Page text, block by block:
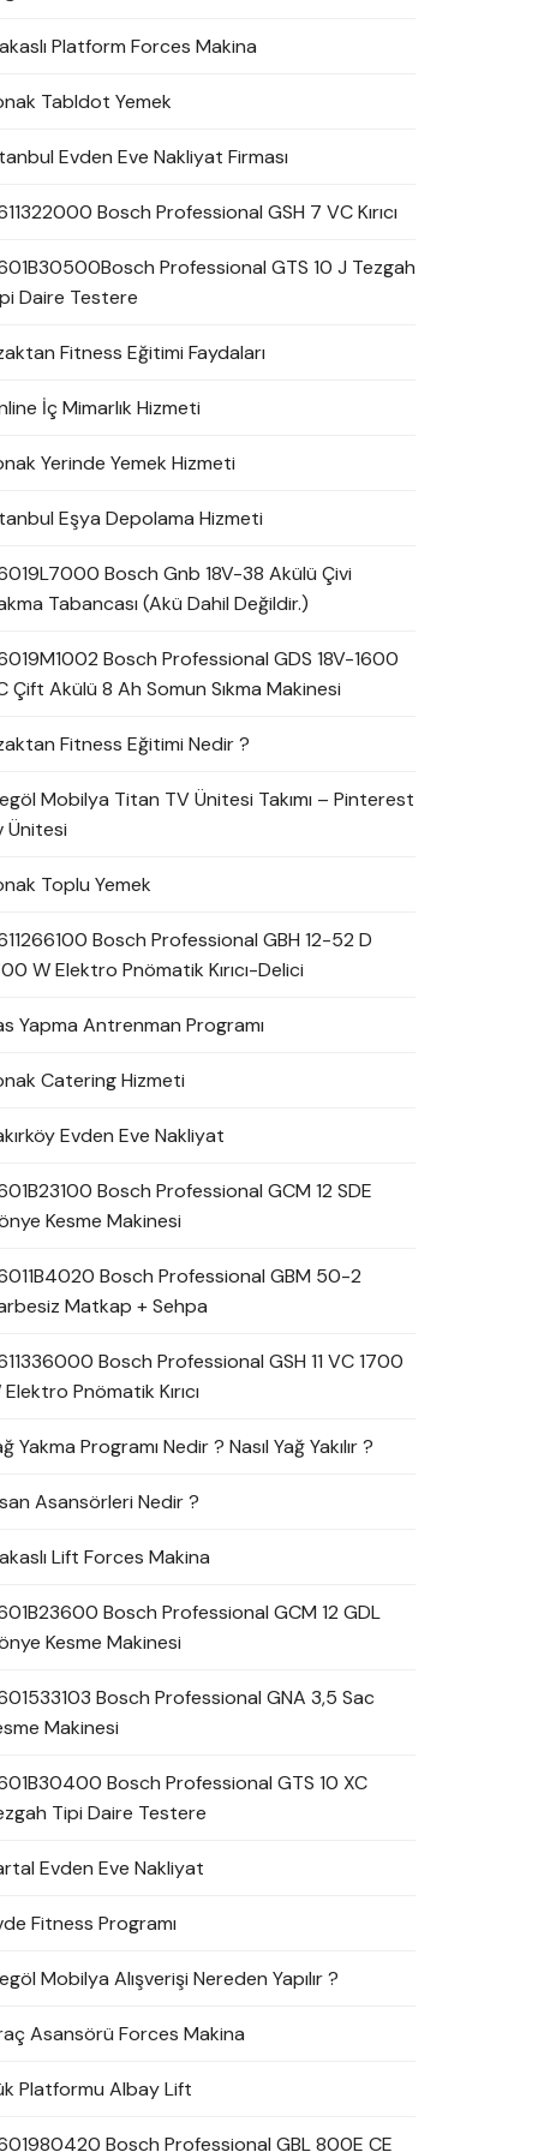
Platform Forces Makina
Tabldot Yemek
Evden Eve Nakliyat Firması
Bosch Professional GSH 7 VC Kırıcı
Professional GTS 10 J Tezgah
Daire Testere
Fitness Eğitimi Faydaları
İç Mimarlık Hizmeti
Yerinde Yemek Hizmeti
Eşya Depolama Hizmeti
Bosch Gnb 18V-38 Akülü Çivi
Tabancası (Akü Dahil Değildir.)
Bosch Professional GDS 18V-1600
Çift Akülü 8 Ah Somun Sıkma Makinesi
Fitness Eğitimi Nedir ?
Mobilya Titan TV Ünitesi Takımı – Pinterest
Ünitesi
Toplu Yemek
Bosch Professional GBH 12-52 D
W Elektro Pnömatik Kırıcı-Delici
Yapma Antrenman Programı
Catering Hizmeti
Evden Eve Nakliyat
Bosch Professional GCM 12 SDE
Kesme Makinesi
Bosch Professional GBM 50-2
Matkap + Sehpa
Bosch Professional GSH 11 VC 1700
Elektro Pnömatik Kırıcı
Yakma Programı Nedir ? Nasıl Yağ Yakılır ?
Asansörleri Nedir ?
Lift Forces Makina
Bosch Professional GCM 12 GDL
Kesme Makinesi
Bosch Professional GNA 3,5 Sac
Makinesi
Bosch Professional GTS 10 XC
Tipi Daire Testere
Evden Eve Nakliyat
Fitness Programı
Mobilya Alışverişi Nereden Yapılır ?
Asansörü Forces Makina
Platformu Albay Lift
Bosch Professional GBL 800E CE